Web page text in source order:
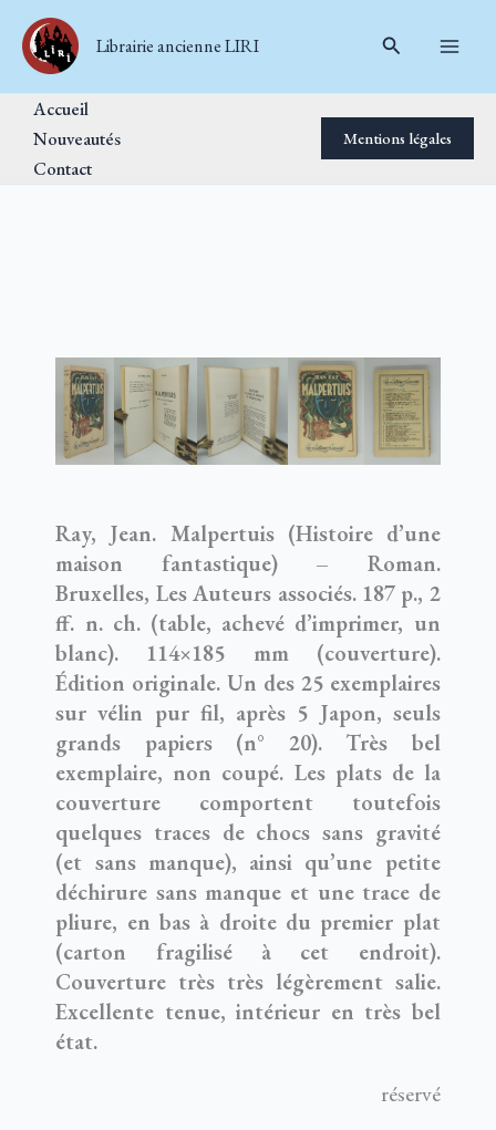
contenu
Librairie ancienne LIRI Rechercher
Accueil
Nouveautés
Contact
Mentions légales
Ray, Jean. Malpertuis (Histoire d’une
maison fantastique) – Roman.
Bruxelles, Les Auteurs associés. 187 p., 2
ff. n. ch. (table, achevé d’imprimer, un
blanc). 114×185 mm (couverture).
Édition originale. Un des 25 exemplaires
sur vélin pur fil, après 5 Japon, seuls
grands papiers (n° 20). Très bel
exemplaire, non coupé. Les plats de la
couverture comportent toutefois
quelques traces de chocs sans gravité
(et sans manque), ainsi qu’une petite
déchirure sans manque et une trace de
pliure, en bas à droite du premier plat
(carton fragilisé à cet endroit).
Couverture très très légèrement salie.
Excellente tenue, intérieur en très bel
état.
réservé